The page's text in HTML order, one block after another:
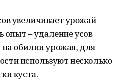
увеличивает урожай
опыт – удаление усов
на обилии урожая, для
используют несколько
куста.